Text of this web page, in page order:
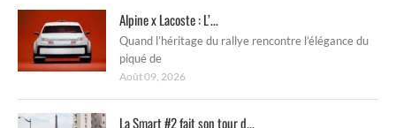
Alpine x Lacoste : L’...
Quand l’héritage du rallye rencontre l’élégance du
piqué de
Août 09, 2026
La Smart #2 fait son tour d...